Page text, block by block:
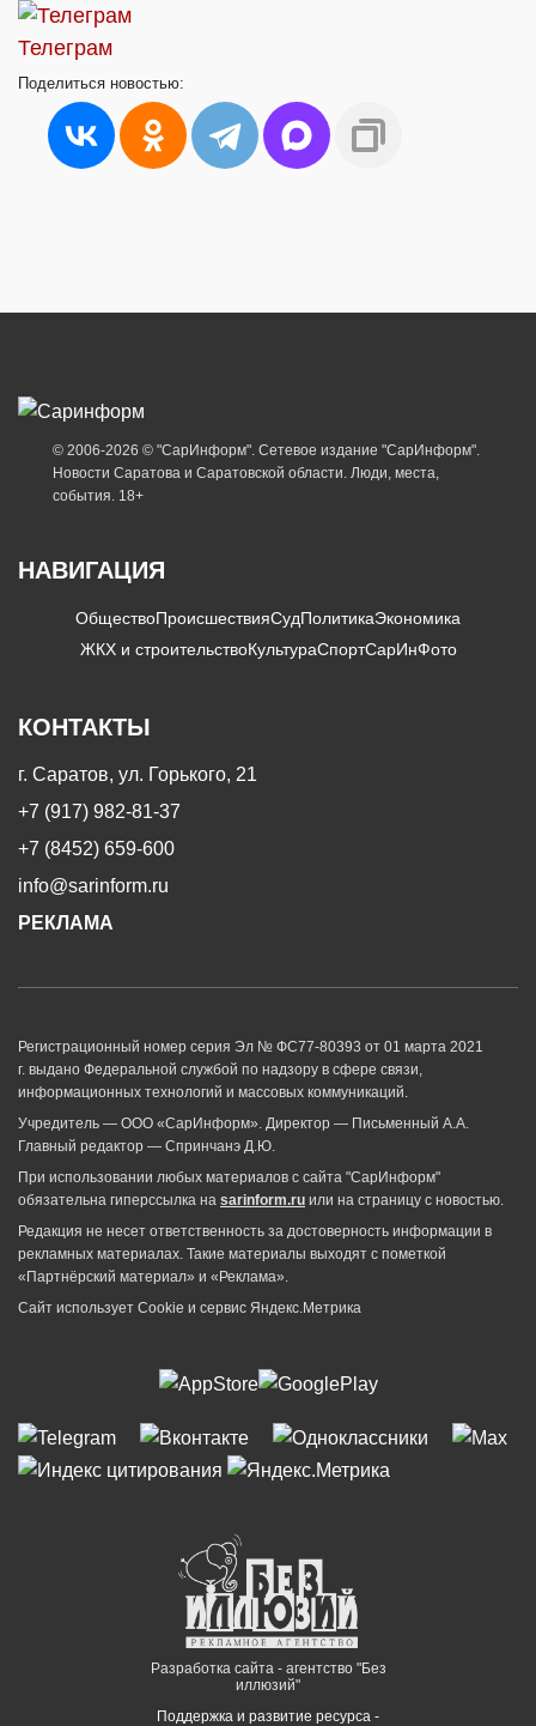
Телеграм
Поделиться новостью:
© 2006-2026 © "СарИнформ". Сетевое издание "СарИнформ".
Новости Саратова и Саратовской области. Люди, места,
события. 18+
НАВИГАЦИЯ
ОбществоПроисшествияСудПолитикаЭкономика
ЖКХ и строительствоКультураСпортСарИнФото
КОНТАКТЫ
г. Саратов, ул. Горького, 21
+7 (917) 982-81-37
+7 (8452) 659-600
info@sarinform.ru
РЕКЛАМА
Регистрационный номер серия Эл № ФС77-80393 от 01 марта 2021
г. выдано Федеральной службой по надзору в сфере связи,
информационных технологий и массовых коммуникаций.
Учредитель — ООО «СарИнформ». Директор — Письменный А.А.
Главный редактор — Спринчанэ Д.Ю.
При использовании любых материалов с сайта "СарИнформ"
обязательна гиперссылка на sarinform.ru или на страницу с новостью.
Редакция не несет ответственность за достоверность информации в
рекламных материалах. Такие материалы выходят с пометкой
«Партнёрский материал» и «Реклама».
Сайт использует Cookie и сервиc Яндекс.Метрика
Разработка сайта - агентство "Без
иллюзий"
Поддержка и развитие ресурса -